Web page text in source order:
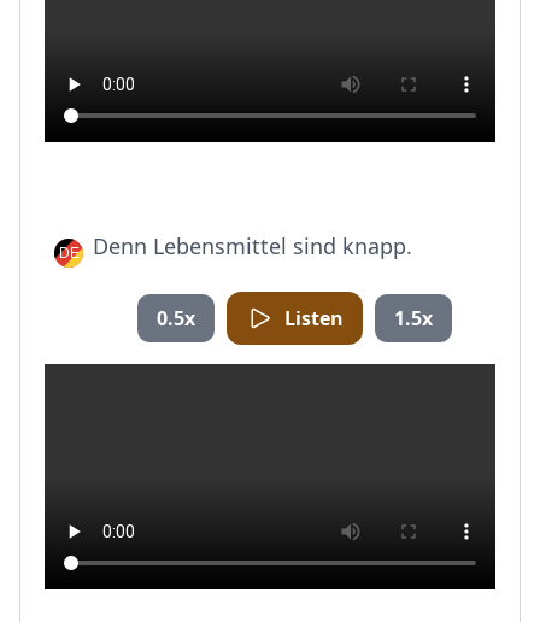
Denn Lebensmittel sind knapp.
0.5x Listen 1.5x